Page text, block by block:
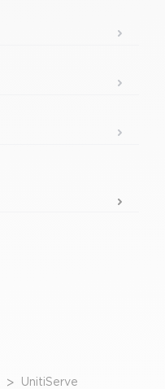
> UnitiServe